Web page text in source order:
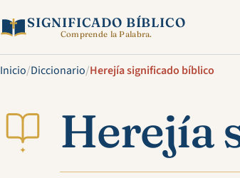
SIGNIFICADO BÍBLICO
Comprende la Palabra.
Inicio/Diccionario/Herejía significado bíblico
✦ Herejía